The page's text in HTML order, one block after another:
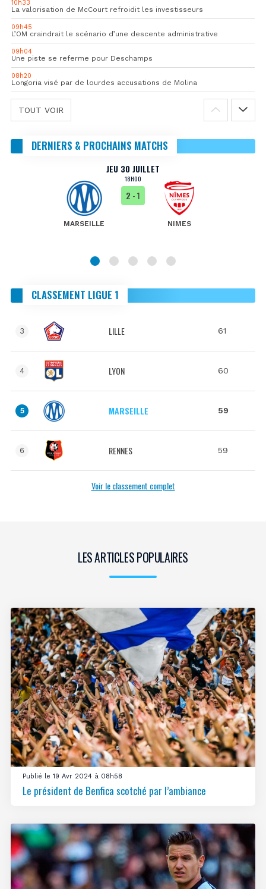
10h33
La valorisation de McCourt refroidit les investisseurs
09h45
L’OM craindrait le scénario d’une descente administrative
09h04
Une piste se referme pour Deschamps
08h20
Longoria visé par de lourdes accusations de Molina
TOUT VOIR
DERNIERS & PROCHAINS MATCHS
JEU 30 JUILLET
18H00
MARSEILLE
2 - 1
NIMES
CLASSEMENT LIGUE 1
3 LILLE 61
4 LYON 60
5 MARSEILLE 59
6 RENNES 59
Voir le classement complet
LES ARTICLES POPULAIRES
Publié le 19 Avr 2024 à 08h58
Le président de Benfica scotché par l’ambiance